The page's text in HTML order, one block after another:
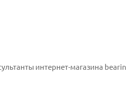
интернет-магазина